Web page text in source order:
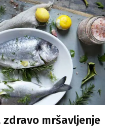
mršavljenje